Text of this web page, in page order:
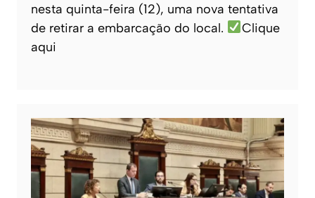
nesta quinta-feira (12), uma nova tentativa
de retirar a embarcação do local.
Clique
aqui